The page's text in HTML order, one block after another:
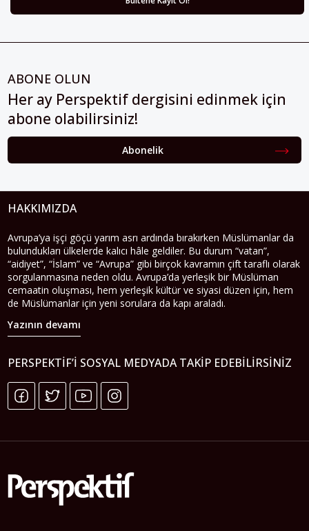
ABONE OLUN
Her ay Perspektif dergisini edinmek için
abone olabilirsiniz!
Abonelik
HAKKIMIZDA
Avrupa’ya işçi göçü yarım asrı ardında bırakırken Müslümanlar da
bulundukları ülkelerde kalıcı hâle geldiler. Bu durum “vatan”,
“aidiyet”, “İslam” ve “Avrupa” gibi birçok kavramın çift taraflı olarak
sorgulanmasına neden oldu. Avrupa’da yerleşik bir Müslüman
cemaatin oluşması, hem yerleşik kültür ve siyasi düzen için, hem
de Müslümanlar için yeni sorulara da kapı araladı.
Yazının devamı
PERSPEKTIF’I SOSYAL MEDYADA TAKIP EDEBILIRSINIZ